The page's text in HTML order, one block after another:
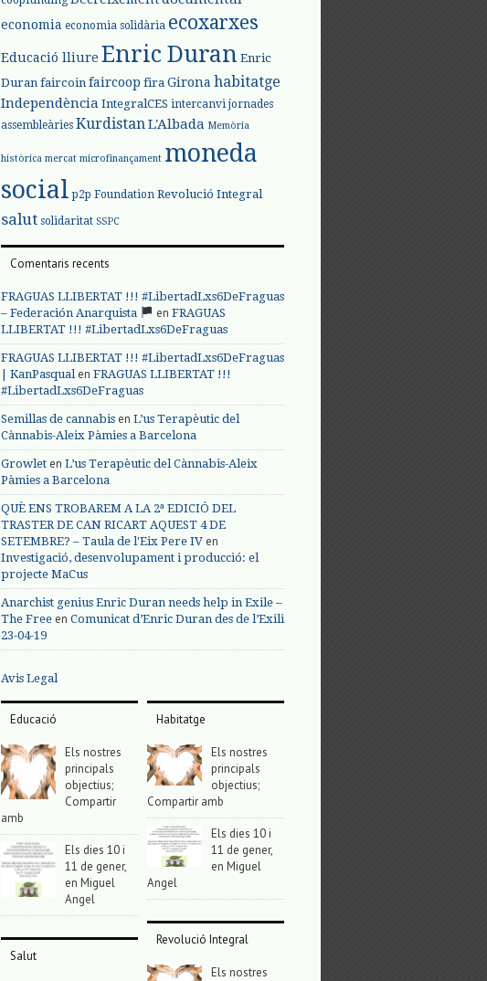
economia economia solidària ecoxarxes
Educació lliure Enric Duran Enric
Duran faircoin faircoop fira Girona habitatge
Independència IntegralCES intercanvi jornades
assembleàries Kurdistan L'Albada Memòria
històrica mercat microfinançament moneda
social p2p Foundation Revolució Integral
salut solidaritat SSPC
Comentaris recents
FRAGUAS LLIBERTAT !!! #LibertadLxs6DeFraguas
– Federación Anarquista
en FRAGUAS
LLIBERTAT !!! #LibertadLxs6DeFraguas
FRAGUAS LLIBERTAT !!! #LibertadLxs6DeFraguas
| KanPasqualen FRAGUAS LLIBERTAT !!!
#LibertadLxs6DeFraguas
Semillas de cannabis en L’us Terapèutic del
Cànnabis-Aleix Pàmies a Barcelona
Growlet en L’us Terapèutic del Cànnabis-Aleix
Pàmies a Barcelona
QUÈ ENS TROBAREM A LA 2ª EDICIÓ DEL
TRASTER DE CAN RICART AQUEST 4 DE
SETEMBRE? – Taula de l'Eix Pere IV en
Investigació, desenvolupament i producció: el
projecte MaCus
Anarchist genius Enric Duran needs help in Exile –
The Free en Comunicat d’Enric Duran des de l’Exili
23-04-19
Avis Legal
Educació
Els nostres
principals
objectius;
Compartir
amb
Els dies 10 i
11 de gener,
en Miguel
Angel
Salut
Habitatge
Els nostres
principals
objectius;
Compartir amb
Els dies 10 i
11 de gener,
en Miguel
Angel
Revolució Integral
Els nostres